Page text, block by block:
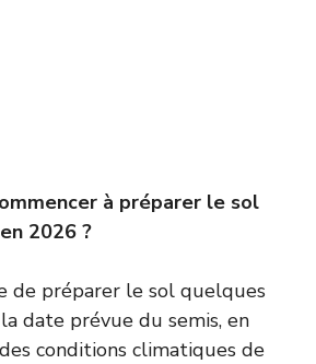
à préparer le sol
2026 ?
de préparer le sol quelques
date prévue du semis, en
conditions climatiques de